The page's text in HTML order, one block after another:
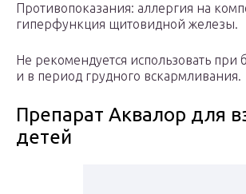
Противопоказания: аллергия на
гиперфункция щитовидной железы.
Не рекомендуется использовать при
и в период грудного вскармливания.
Препарат Аквалор для
детей